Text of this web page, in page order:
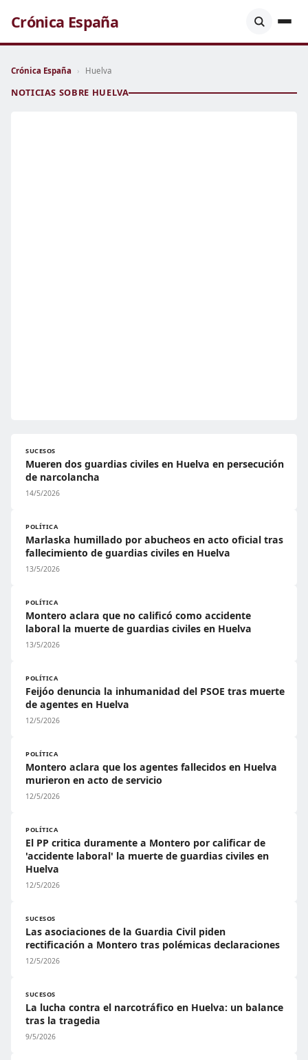
Crónica España
Crónica España › Huelva
NOTICIAS SOBRE HUELVA
SUCESOS
Mueren dos guardias civiles en Huelva en persecución
de narcolancha
14/5/2026
POLÍTICA
Marlaska humillado por abucheos en acto oficial tras
fallecimiento de guardias civiles en Huelva
13/5/2026
POLÍTICA
Montero aclara que no calificó como accidente
laboral la muerte de guardias civiles en Huelva
13/5/2026
POLÍTICA
Feijóo denuncia la inhumanidad del PSOE tras muerte
de agentes en Huelva
12/5/2026
POLÍTICA
Montero aclara que los agentes fallecidos en Huelva
murieron en acto de servicio
12/5/2026
POLÍTICA
El PP critica duramente a Montero por calificar de
'accidente laboral' la muerte de guardias civiles en
Huelva
12/5/2026
SUCESOS
Las asociaciones de la Guardia Civil piden
rectificación a Montero tras polémicas declaraciones
12/5/2026
SUCESOS
La lucha contra el narcotráfico en Huelva: un balance
tras la tragedia
9/5/2026